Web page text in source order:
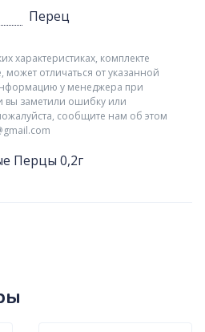
Перец
характеристиках, комплекте
отличаться от указанной
у менеджера при
вы заметили ошибку или
сообщите нам об этом
Перцы 0,2г